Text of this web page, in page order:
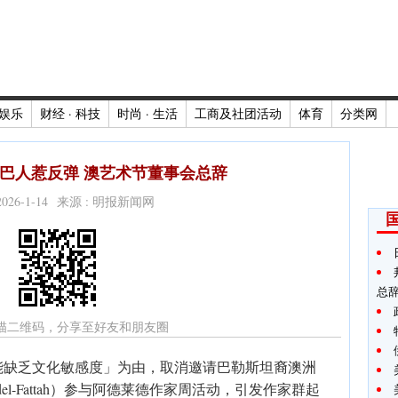
乐 财经 · 科技 时尚 · 生活 工商及社团活动 体育 分类网
人惹反弹 澳艺术节董事会总辞
1-14 来源 : 明报新闻网
二维码，分享至好友和朋友圈
乏文化敏感度」为由，取消邀请巴勒斯坦裔澳洲
Fattah）参与阿德莱德作家周活动，引发作家群起
总